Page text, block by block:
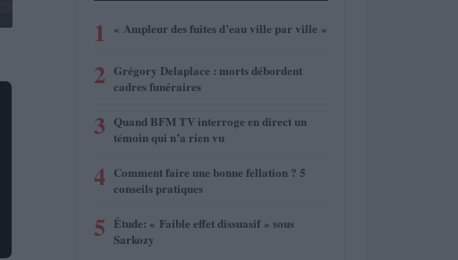
1 « Ampleur des fuites d’eau ville par ville »
2 Grégory Delaplace : morts débordent
cadres funéraires
3 Quand BFM TV interroge en direct un
témoin qui n’a rien vu
4 Comment faire une bonne fellation ? 5
conseils pratiques
5 Étude: « Faible effet dissuasif » sous
Sarkozy